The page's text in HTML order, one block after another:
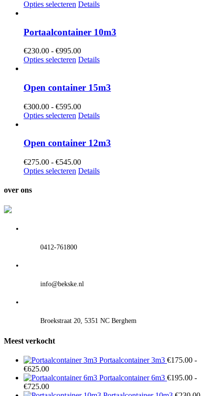
€175.00
Opties selecteren Details
Portaalcontainer 10m3
€230.00 - €995.00Prijsklasse:
€230.00
Opties selecteren Details
Open container 15m3
€300.00 - €595.00Prijsklasse:
€300.00
Opties selecteren Details
Open container 12m3
€275.00 - €545.00Prijsklasse:
€275.00
Opties selecteren Details
over ons
0412-761800
info@bekske.nl
Broekstraat 20, 5351 NC Berghem
Meest verkocht
Portaalcontainer 3m3 €175.00 -
€625.00Prijsklasse:
€175.00
tot
Portaalcontainer 6m3 €195.00 -
€725.00Prijsklasse: